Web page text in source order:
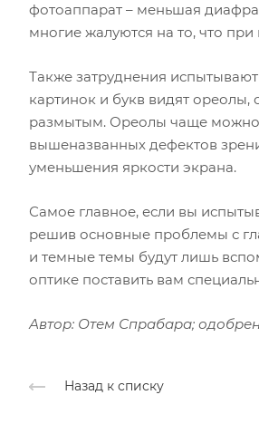
фотоаппарат – меньшая
многие жалуются на то, что
Также затруднения испытывают
картинок и букв видят ореолы,
размытым. Ореолы чаще можно
вышеназванных дефектов
уменьшения яркости экрана.
Самое главное, если вы
решив основные проблемы с
и темные темы будут лишь
оптике поставить вам
Автор: Отем Спрабара;
Назад к списку